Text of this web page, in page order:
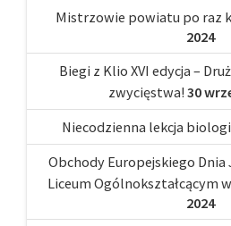
Mistrzowie powiatu po raz
2024
Biegi z Klio XVI edycja –
zwycięstwa! 30
Niecodzienna lekcja
Obchody Europejskiego Dnia
Liceum Ogólnokształcącym
2024